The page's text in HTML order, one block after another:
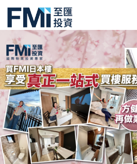
main
content